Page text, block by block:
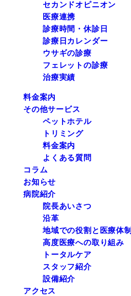
セカンドオピニオン
医療連携
診療時間・休診日
診療日カレンダー
ウサギの診療
フェレットの診療
治療実績
料金案内
その他サービス
ペットホテル
トリミング
料金案内
よくある質問
コラム
お知らせ
病院紹介
院長あいさつ
沿革
地域での役割と医療体制
高度医療への取り組み
トータルケア
スタッフ紹介
設備紹介
アクセス